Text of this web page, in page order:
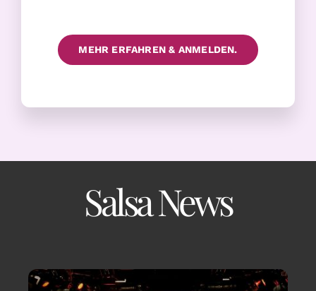
MEHR ERFAHREN & ANMELDEN.
Salsa News